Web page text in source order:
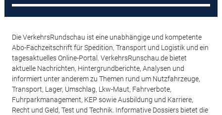
Die VerkehrsRundschau ist eine unabhängige und kompetente
Abo-Fachzeitschrift für Spedition, Transport und Logistik und ein
tagesaktuelles Online-Portal. VerkehrsRunschau.de bietet
aktuelle Nachrichten, Hintergrundberichte, Analysen und
informiert unter anderem zu Themen rund um Nutzfahrzeuge,
Transport, Lager, Umschlag, Lkw-Maut, Fahrverbote,
Fuhrparkmanagement, KEP sowie Ausbildung und Karriere,
Recht und Geld, Test und Technik. Informative Dossiers bietet die